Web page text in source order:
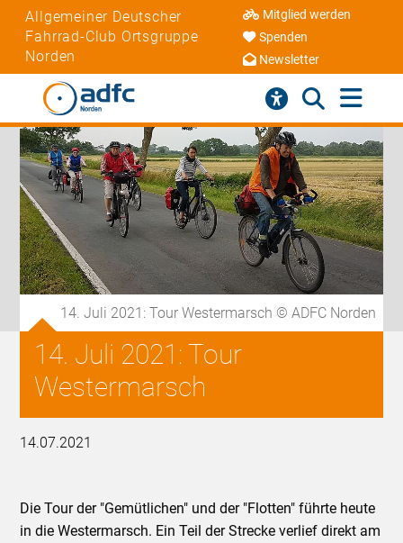
Allgemeiner Deutscher
Fahrrad-Club Ortsgruppe
Norden
Mitglied werden
Spenden
Newsletter
14. Juli 2021: Tour Westermarsch © ADFC Norden
14. Juli 2021: Tour
Westermarsch
14.07.2021
Die Tour der "Gemütlichen" und der "Flotten" führte heute
in die Westermarsch. Ein Teil der Strecke verlief direkt am